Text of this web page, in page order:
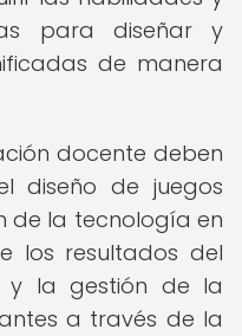
para diseñar y
de manera
docente deben
diseño de juegos
de la tecnología en
los resultados del
y la gestión de la
a través de la